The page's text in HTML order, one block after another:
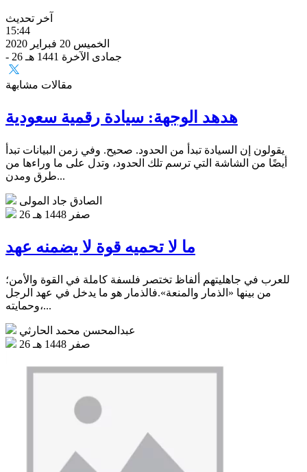
آخر تحديث
15:44
الخميس 20 فبراير 2020
- 26 جمادى الآخرة 1441 هـ
مقالات مشابهة
هدهد الوجهة: سيادة رقمية سعودية
يقولون إن السيادة تبدأ من الحدود. صحيح. وفي زمن البيانات تبدأ
أيضًا من الشاشة التي ترسم تلك الحدود، وتدل على ما وراءها من
طرق ومدن...
الصادق جاد المولى
26 صفر 1448 هـ
ما لا تحميه قوة لا يضمنه عهد
للعرب في جاهليتهم ألفاظ تختصر فلسفة كاملة في القوة والأمن؛
من بينها «الذمار والمنعة».فالذمار هو ما يدخل في عهد الرجل
وحمايته،...
عبدالمحسن محمد الحارثي
26 صفر 1448 هـ